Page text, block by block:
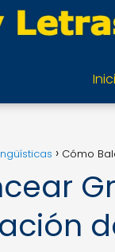
Cómo